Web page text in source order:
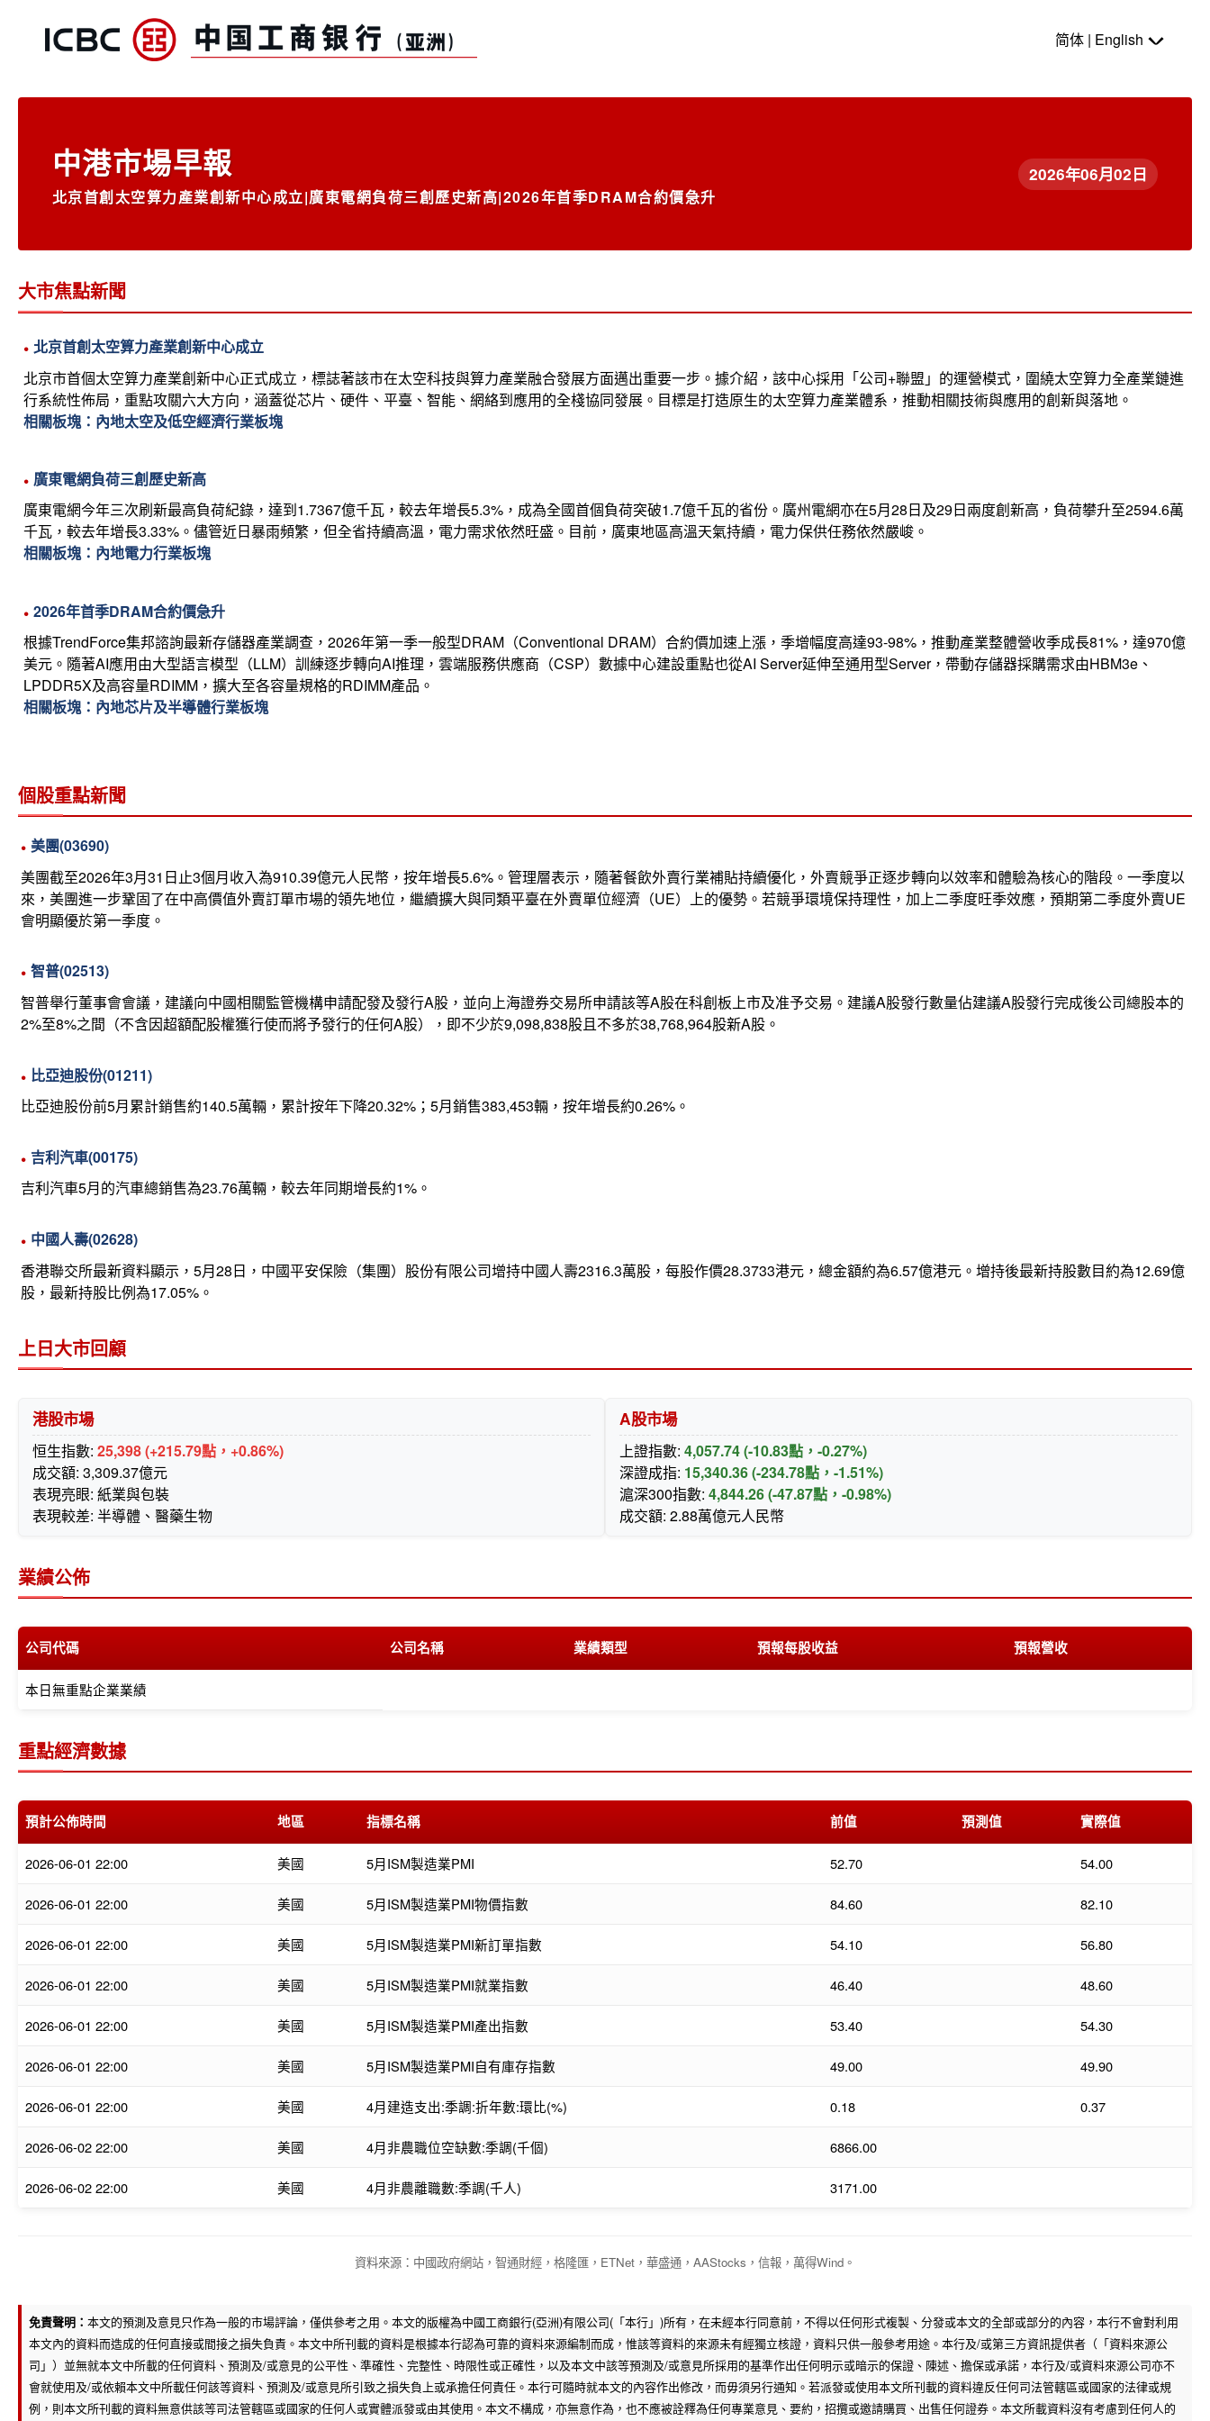
简体 | English
中港市場早報
北京首創太空算力產業創新中心成立|廣東電網負荷三創歷史新高|2026年首季DRAM合約價急升
2026年06月02日
大市焦點新聞
北京首創太空算力產業創新中心成立
北京市首個太空算力產業創新中心正式成立，標誌著該市在太空科技與算力產業融合發展方面邁出重要一步。據介紹，該中心採用「公司+聯盟」的運營模式，圍繞太空算力全產業鏈進
行系統性佈局，重點攻關六大方向，涵蓋從芯片、硬件、平臺、智能、網絡到應用的全棧協同發展。目標是打造原生的太空算力產業體系，推動相關技術與應用的創新與落地。
相關板塊：內地太空及低空經濟行業板塊
廣東電網負荷三創歷史新高
廣東電網今年三次刷新最高負荷紀錄，達到1.7367億千瓦，較去年增長5.3%，成為全國首個負荷突破1.7億千瓦的省份。廣州電網亦在5月28日及29日兩度創新高，負荷攀升至2594.6萬
千瓦，較去年增長3.33%。儘管近日暴雨頻繁，但全省持續高溫，電力需求依然旺盛。目前，廣東地區高溫天氣持續，電力保供任務依然嚴峻。
相關板塊：內地電力行業板塊
2026年首季DRAM合約價急升
根據TrendForce集邦諮詢最新存儲器產業調查，2026年第一季一般型DRAM（Conventional DRAM）合約價加速上漲，季增幅度高達93-98%，推動產業整體營收季成長81%，達970億
美元。隨著AI應用由大型語言模型（LLM）訓練逐步轉向AI推理，雲端服務供應商（CSP）數據中心建設重點也從AI Server延伸至通用型Server，帶動存儲器採購需求由HBM3e、
LPDDR5X及高容量RDIMM，擴大至各容量規格的RDIMM產品。
相關板塊：內地芯片及半導體行業板塊
個股重點新聞
美團(03690)
美團截至2026年3月31日止3個月收入為910.39億元人民幣，按年增長5.6%。管理層表示，隨著餐飲外賣行業補貼持續優化，外賣競爭正逐步轉向以效率和體驗為核心的階段。一季度以
來，美團進一步鞏固了在中高價值外賣訂單市場的領先地位，繼續擴大與同類平臺在外賣單位經濟（UE）上的優勢。若競爭環境保持理性，加上二季度旺季效應，預期第二季度外賣UE
會明顯優於第一季度。
智普(02513)
智普舉行董事會會議，建議向中國相關監管機構申請配發及發行A股，並向上海證券交易所申請該等A股在科創板上市及准予交易。建議A股發行數量佔建議A股發行完成後公司總股本的
2%至8%之間（不含因超額配股權獲行使而將予發行的任何A股），即不少於9,098,838股且不多於38,768,964股新A股。
比亞迪股份(01211)
比亞迪股份前5月累計銷售約140.5萬輛，累計按年下降20.32%；5月銷售383,453輛，按年增長約0.26%。
吉利汽車(00175)
吉利汽車5月的汽車總銷售為23.76萬輛，較去年同期增長約1%。
中國人壽(02628)
香港聯交所最新資料顯示，5月28日，中國平安保險（集團）股份有限公司增持中國人壽2316.3萬股，每股作價28.3733港元，總金額約為6.57億港元。增持後最新持股數目約為12.69億
股，最新持股比例為17.05%。
上日大市回顧
港股市場
恒生指數: 25,398 (+215.79點，+0.86%)
成交額: 3,309.37億元
表現亮眼: 紙業與包裝
表現較差: 半導體、醫藥生物
A股市場
上證指數: 4,057.74 (-10.83點，-0.27%)
深證成指: 15,340.36 (-234.78點，-1.51%)
滬深300指數: 4,844.26 (-47.87點，-0.98%)
成交額: 2.88萬億元人民幣
業績公佈
公司代碼 公司名稱 業績類型 預報每股收益 預報營收
本日無重點企業業績
重點經濟數據
預計公佈時間 地區 指標名稱 前值 預測值 實際值
2026-06-01 22:00 美國 5月ISM製造業PMI 52.70 54.00
2026-06-01 22:00 美國 5月ISM製造業PMI物價指數 84.60 82.10
2026-06-01 22:00 美國 5月ISM製造業PMI新訂單指數 54.10 56.80
2026-06-01 22:00 美國 5月ISM製造業PMI就業指數 46.40 48.60
2026-06-01 22:00 美國 5月ISM製造業PMI產出指數 53.40 54.30
2026-06-01 22:00 美國 5月ISM製造業PMI自有庫存指數 49.00 49.90
2026-06-01 22:00 美國 4月建造支出:季調:折年數:環比(%) 0.18 0.37
2026-06-02 22:00 美國 4月非農職位空缺數:季調(千個) 6866.00
2026-06-02 22:00 美國 4月非農離職數:季調(千人) 3171.00
資料來源：中國政府網站，智通財經，格隆匯，ETNet，華盛通，AAStocks，信報，萬得Wind。
免責聲明： 本文的預測及意見只作為一般的市場評論，僅供參考之用。本文的版權為中國工商銀行(亞洲)有限公司(「本行」)所有，在未經本行同意前，不得以任何形式複製、分發或本文的全部或部分的內容，本行不會對利用
本文內的資料而造成的任何直接或間接之損失負責。本文中所刊載的資料是根據本行認為可靠的資料來源編制而成，惟該等資料的來源未有經獨立核證，資料只供一般參考用途。本行及/或第三方資訊提供者（「資料來源公
司」）並無就本文中所載的任何資料、預測及/或意見的公平性、準確性、完整性、時限性或正確性，以及本文中該等預測及/或意見所採用的基準作出任何明示或暗示的保證、陳述、擔保或承諾，本行及/或資料來源公司亦不
會就使用及/或依賴本文中所載任何該等資料、預測及/或意見所引致之損失負上或承擔任何責任。本行可隨時就本文的內容作出修改，而毋須另行通知。若派發或使用本文所刊載的資料違反任何司法管轄區或國家的法律或規
例，則本文所刊載的資料無意供該等司法管轄區或國家的任何人或實體派發或由其使用。本文不構成，亦無意作為，也不應被詮釋為任何專業意見、要約，招攬或邀請購買、出售任何證券。本文所載資料沒有考慮到任何人的